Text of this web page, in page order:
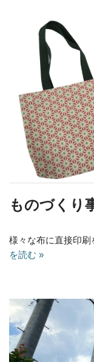
ものづくり
様々な布に直接印
を読む »